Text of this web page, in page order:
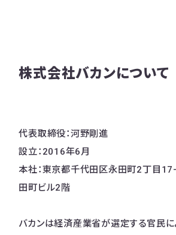
株式会社バカンについて
代表取締役：河野剛進
設立：2016年6月
本社：東京都千代田区永田町2丁目
田町ビル2階
バカンは経済産業省が選定する官民に